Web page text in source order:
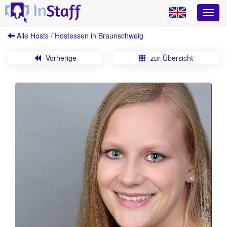
Alle Hosts / Hostessen in Braunschweig
Vorherige zur Übersicht